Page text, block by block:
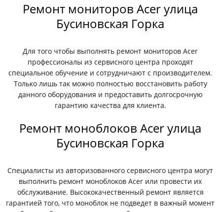
Ремонт мониторов Acer улица
Бусиновская Горка
Для того чтобы выполнять ремонт мониторов Acer
профессионалы из сервисного центра проходят
специальное обучение и сотрудничают с производителем.
Только лишь так можно полностью восстановить работу
данного оборудования и предоставить долгосрочную
гарантию качества для клиента.
Ремонт моноблоков Acer улица
Бусиновская Горка
Специалисты из авторизованного сервисного центра могут
выполнить ремонт моноблоков Acer или провести их
обслуживание. Высококачественный ремонт является
гарантией того, что моноблок не подведет в важный момент